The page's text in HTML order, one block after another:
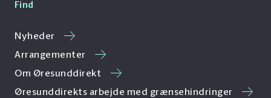
Find
Nyheder
Arrangementer
Om Øresunddirekt
Øresunddirekts arbejde med grænsehindringer